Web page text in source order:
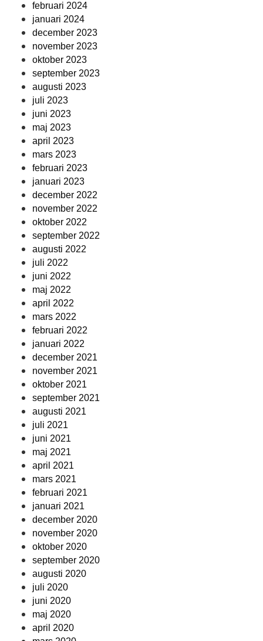
februari 2024
januari 2024
december 2023
november 2023
oktober 2023
september 2023
augusti 2023
juli 2023
juni 2023
maj 2023
april 2023
mars 2023
februari 2023
januari 2023
december 2022
november 2022
oktober 2022
september 2022
augusti 2022
juli 2022
juni 2022
maj 2022
april 2022
mars 2022
februari 2022
januari 2022
december 2021
november 2021
oktober 2021
september 2021
augusti 2021
juli 2021
juni 2021
maj 2021
april 2021
mars 2021
februari 2021
januari 2021
december 2020
november 2020
oktober 2020
september 2020
augusti 2020
juli 2020
juni 2020
maj 2020
april 2020